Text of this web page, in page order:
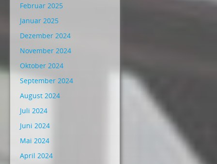
Februar 2025
Januar 2025
Dezember 2024
November 2024
Oktober 2024
September 2024
August 2024
Juli 2024
Juni 2024
Mai 2024
April 2024